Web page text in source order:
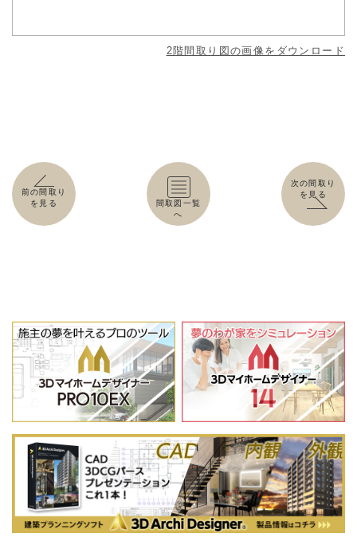
2階間取り図の画像をダウンロード
前の間取り
を見る
間取図一覧
へ
次の間取り
を見る